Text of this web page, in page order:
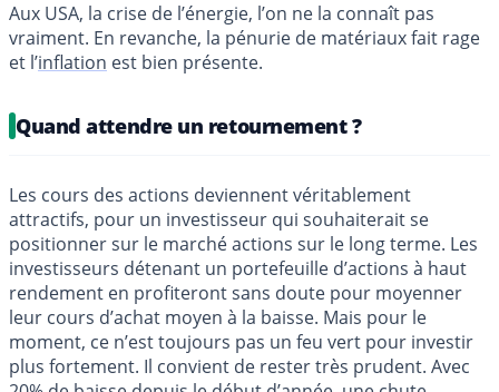
Aux USA, la crise de l’énergie, l’on ne la connaît pas
vraiment. En revanche, la pénurie de matériaux fait rage
et l’inflation est bien présente.
Quand attendre un retournement ?
Les cours des actions deviennent véritablement
attractifs, pour un investisseur qui souhaiterait se
positionner sur le marché actions sur le long terme. Les
investisseurs détenant un portefeuille d’actions à haut
rendement en profiteront sans doute pour moyenner
leur cours d’achat moyen à la baisse. Mais pour le
moment, ce n’est toujours pas un feu vert pour investir
plus fortement. Il convient de rester très prudent. Avec